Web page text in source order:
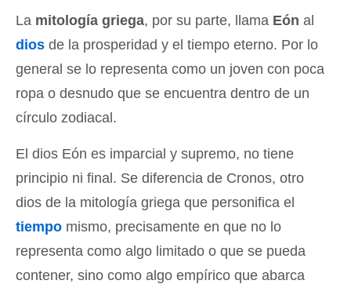
La mitología griega, por su parte, llama Eón al
dios de la prosperidad y el tiempo eterno. Por lo
general se lo representa como un joven con poca
ropa o desnudo que se encuentra dentro de un
círculo zodiacal.
El dios Eón es imparcial y supremo, no tiene
principio ni final. Se diferencia de Cronos, otro
dios de la mitología griega que personifica el
tiempo mismo, precisamente en que no lo
representa como algo limitado o que se pueda
contener, sino como algo empírico que abarca